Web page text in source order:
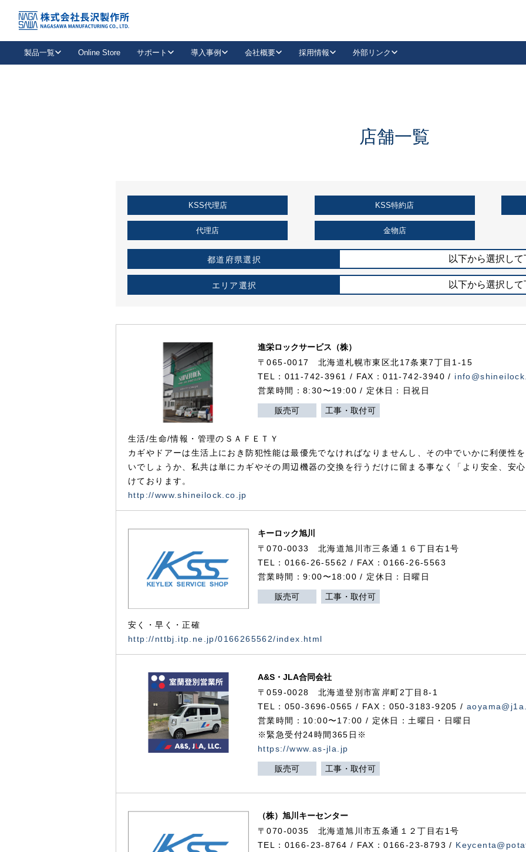
製品一覧
抗ウイルス・抗菌製品
キーレックスを品番からお探しいただけます。
Online Store サポート
取扱店情報
お役立ち情報
導入事例
企業様採用事例
会社概要 採用情報 外部リンク
LinkedIn
KSS加盟店・取扱店情報
店舗一覧
店舗一覧
KSS代理店 KSS特約店
代理店 金物店
都道府県選択 以下から選択し
エリア選択 以下から選択し
進栄ロックサービス（株）
〒065-0017 北海道札幌市東区北17条東7丁目1-15
TEL：011-742-3961 / FAX：011-742-3940 /
営業時間：8:30〜19:00 / 定休日：日祝日
販売可 工事・取付可
生活/生命/情報・管理のＳＡＦＥＴＹ
カギやドアーは生活上におき防犯性能は最優先でなければなりませんし、その中でいかに利便性
いでしょうか、私共は単にカギやその周辺機器の交換を行うだけに留まる事なく「より安全、安
けております。
http://www.shineilock.co.jp
キーロック旭川
〒070-0033 北海道旭川市三条通１６丁目右1号
TEL：0166-26-5562 / FAX：0166-26-5563
営業時間：9:00〜18:00 / 定休日：日曜日
販売可 工事・取付可
安く・早く・正確
http://nttbj.itp.ne.jp/0166265562/index.html
A&S・JLA合同会社
〒059-0028北海道登別市富岸町2丁目 8-1
TEL：050-3696-0565 / FAX：050-3183-9205 /
営業時間：10:00〜17:00 / 定休日：土曜日・日曜日
※緊急受付24時間365日※
https://www.as-jla.jp
販売可 工事・取付可
（株）旭川キーセンター
〒070-0035 北海道旭川市五条通１２丁目右1号
TEL：0166-23-8764 / FAX：0166-23-8793 /